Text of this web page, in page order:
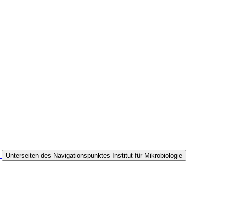
Unterseiten des Navigationspunktes Institut für Mikrobiologie